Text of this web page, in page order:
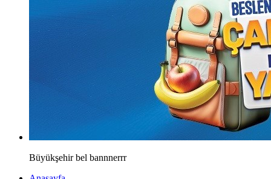
Büyükşehir bel bannnerrr